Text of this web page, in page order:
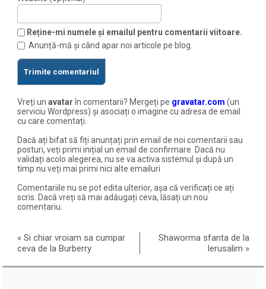
Reține-mi numele și emailul pentru comentarii viitoare.
Anunță-mă și când apar noi articole pe blog.
Vreți unavatarîn comentarii? Mergeți pe gravatar.com (un
serviciu Wordpress) și asociați o imagine cu adresa de email
cu care comentați.
Dacă ați bifat să fiți anunțați prin email de noi comentarii sau
posturi, veți primi inițial un email de confirmare. Dacă nu
validați acolo alegerea, nu se va activa sistemul și după un
timp nu veți mai primi nici alte emailuri
Comentariile nu se pot edita ulterior, așa că verificați ce ați
scris. Dacă vreți să mai adăugați ceva, lăsați un nou
comentariu.
«Si chiar vroiam sa cumpar
ceva de la Burberry
Shaworma sfanta de la
Ierusalim »